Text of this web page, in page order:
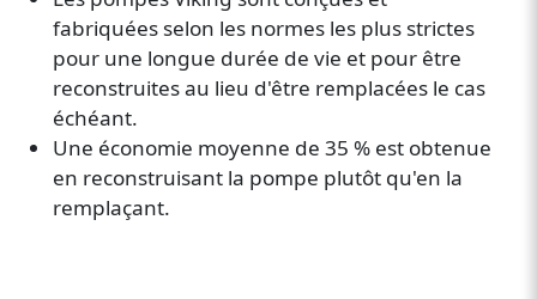
fabriquées selon les normes les plus strictes
pour une longue durée de vie et pour être
reconstruites au lieu d'être remplacées le cas
échéant.
Une économie moyenne de 35 % est obtenue
en reconstruisant la pompe plutôt qu'en la
remplaçant.